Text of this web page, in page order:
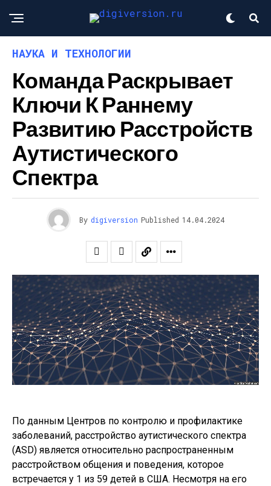
НАУКА И ТЕХНОЛОГИИ
Команда Раскрывает
Ключи К Раннему
Развитию Расстройств
Аутистического
Спектра
By digiversion Published 14.04.2024
По данным Центров по контролю и профилактике
заболеваний, расстройство аутистического спектра
(ASD) является относительно распространенным
расстройством общения и поведения, которое
встречается у 1 из 59 детей в США. Несмотря на его